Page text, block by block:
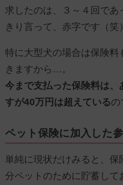
求したのは、３～４回であ
きり言って、赤字です（笑
特に大型犬の場合は保険料
きますから…。
今まで支払った保険料は、
すが40万円は超えているの
ペット保険に加入した
単純に現状だけみると、保
分ペットのために貯蓄して